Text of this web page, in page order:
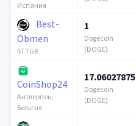
Испания
Best-
Obmen
STTGR
1
Dogecoin
(DOGE)
CoinShop24
Антверпен,
Бельгия
17.06027875
Dogecoin
(DOGE)